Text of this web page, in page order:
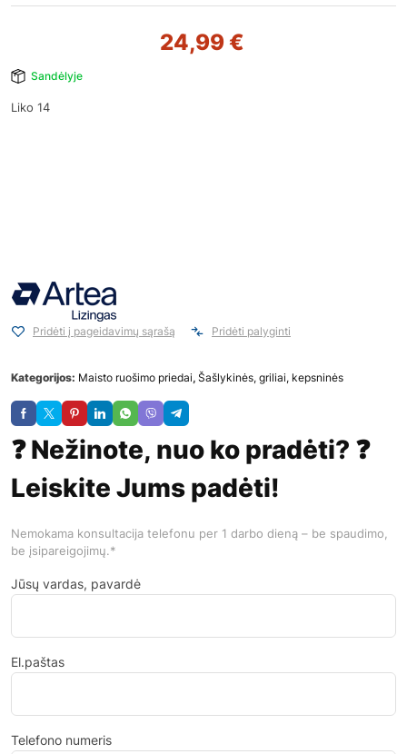
24,99 €
Sandėlyje
Liko 14
Pridėti į pageidavimų sąrašą Pridėti palyginti
Kategorijos: Maisto ruošimo priedai, Šašlykinės, griliai, kepsninės
❓ Nežinote, nuo ko pradėti? ❓
Leiskite Jums padėti!
Nemokama konsultacija telefonu per 1 darbo dieną – be spaudimo,
be įsipareigojimų.*
Jūsų vardas, pavardė
El.paštas
Telefono numeris